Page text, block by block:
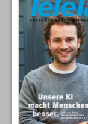
Inbound